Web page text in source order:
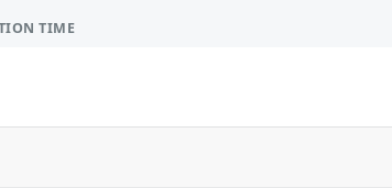
TIME